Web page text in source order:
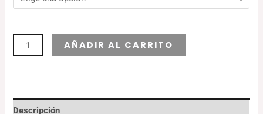
AÑADIR AL CARRITO
Descripción